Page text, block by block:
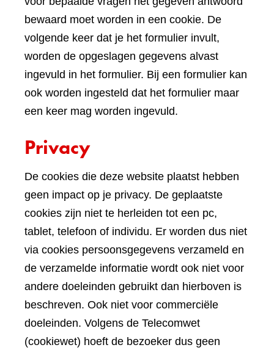
bewaard moet worden in een cookie. De
volgende keer dat je het formulier invult,
worden de opgeslagen gegevens alvast
ingevuld in het formulier. Bij een formulier kan
ook worden ingesteld dat het formulier maar
een keer mag worden ingevuld.
Privacy
De cookies die deze website plaatst hebben
geen impact op je privacy. De geplaatste
cookies zijn niet te herleiden tot een pc,
tablet, telefoon of individu. Er worden dus niet
via cookies persoonsgegevens verzameld en
de verzamelde informatie wordt ook niet voor
andere doeleinden gebruikt dan hierboven is
beschreven. Ook niet voor commerciële
doeleinden. Volgens de Telecomwet
(cookiewet) hoeft de bezoeker dus geen